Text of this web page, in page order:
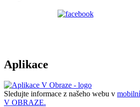
Aplikace
Sledujte informace z našeho webu v
V OBRAZE.